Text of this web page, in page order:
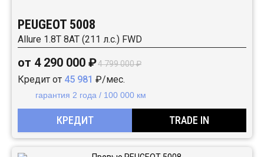
PEUGEOT 5008
Allure 1.8T 8AT (211 л.с.) FWD
от 4 290 000 ₽4 799 000 ₽
Кредит от 45 981 ₽/мес.
гарантия 2 года / 100 000 км
КРЕДИТ TRADE IN